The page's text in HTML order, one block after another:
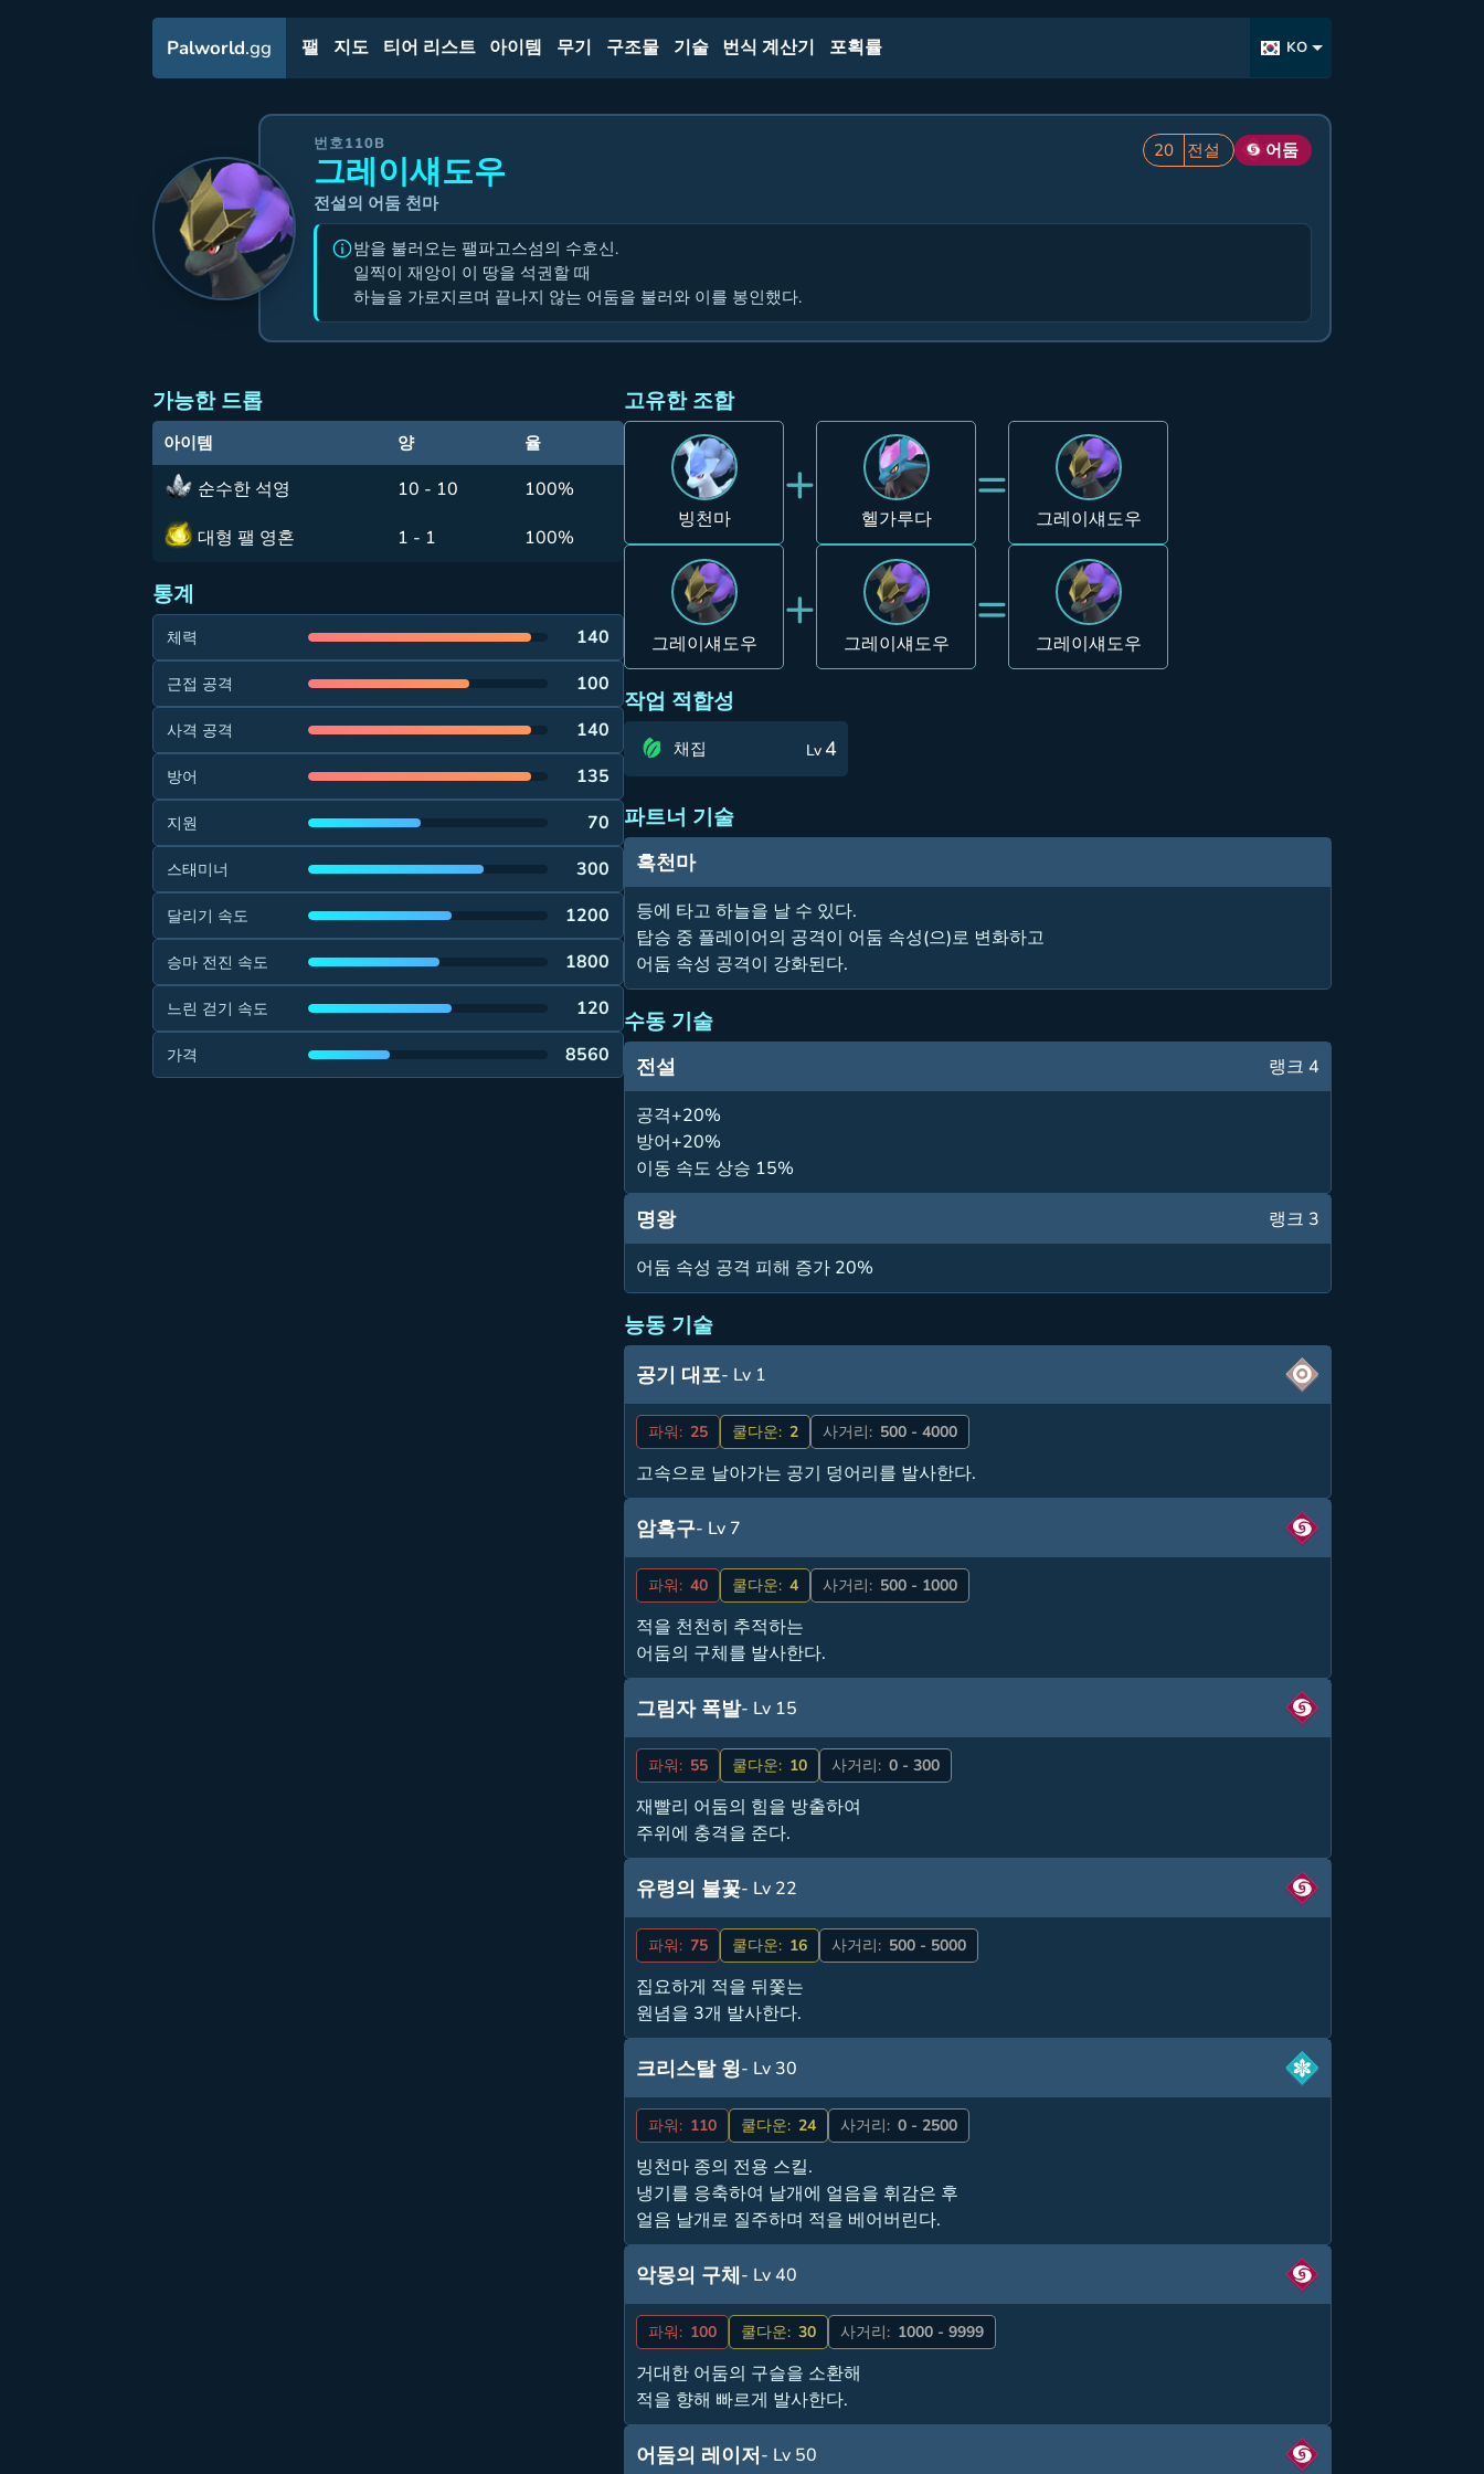
Palworld.gg 팰 지도 티어 리스트 아이템 무기 구조물 기술 번식 계산기 포획률 KO
번호110B
그레이섀도우
전설의 어둠 천마
20 전설 어둠
밤을 불러오는 팰파고스섬의 수호신.
일찍이 재앙이 이 땅을 석권할 때
하늘을 가로지르며 끝나지 않는 어둠을 불러와 이를 봉인했다.
가능한 드롭
아이템 양 율
순수한 석영 10 - 10
100%
대형 팰 영혼
1 - 1 100%
통계
체력 140
근접 공격 100
사격 공격 140
방어 135
지원 70
스태미너 300
달리기 속도 1200
승마 전진 속도 1800
느린 걷기 속도 120
가격 8560
고유한 조합
빙천마 + 헬가루다 = 그레이섀도우
그레이섀도우 + 그레이섀도우 = 그레이섀도우
작업 적합성
채집 Lv4
파트너 기술
흑천마
등에 타고 하늘을 날 수 있다.
탑승 중 플레이어의 공격이 어둠 속성(으)로 변화하고
어둠 속성 공격이 강화된다.
수동 기술
전설
랭크 4
공격+20%
방어+20%
이동 속도 상승 15%
명왕
랭크 3
어둠 속성 공격 피해 증가 20%
능동 기술
공기 대포- Lv 1
파워: 25 쿨다운: 2 사거리: 500 - 4000
고속으로 날아가는 공기 덩어리를 발사한다.
암흑구- Lv 7
파워: 40 쿨다운: 4 사거리: 500 - 1000
적을 천천히 추적하는
어둠의 구체를 발사한다.
그림자 폭발- Lv 15
파워: 55 쿨다운: 10 사거리: 0 - 300
재빨리 어둠의 힘을 방출하여
주위에 충격을 준다.
유령의 불꽃- Lv 22
파워: 75 쿨다운: 16 사거리: 500 - 5000
집요하게 적을 뒤쫓는
원념을 3개 발사한다.
크리스탈 윙- Lv 30
파워: 110 쿨다운: 24 사거리: 0 - 2500
빙천마 종의 전용 스킬.
냉기를 응축하여 날개에 얼음을 휘감은 후
얼음 날개로 질주하며 적을 베어버린다.
악몽의 구체- Lv 40
파워: 100 쿨다운: 30 사거리: 1000 - 9999
거대한 어둠의 구슬을 소환해
적을 향해 빠르게 발사한다.
어둠의 레이저- Lv 50